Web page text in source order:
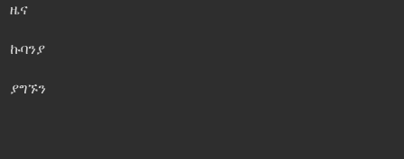
ዜና
ኩባንያ
ያግኙን